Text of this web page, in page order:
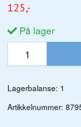
125,-
På lager
Lagerbalanse: 1
Artikkelnummer: